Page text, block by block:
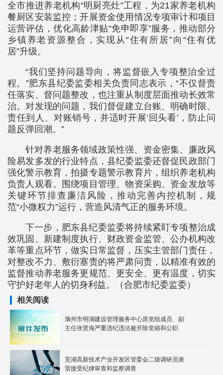
全市推进养老机构“明厨亮灶”工程，为21家养老机构
餐厨区安装监控；开展资金使用情况专项审计和项目
运营评估，优化高龄津贴“免申即享”服务，推动部分
乡镇养老资源整合，实现从“住有所居”向“住有优
居”升级。
“我们坚持问题导向，将监督嵌入专项整治全过
程。”肥东县纪委监委相关负责同志表示，“不仅督责
任落实、督问题整改，也注重从制度层面推动长效常
治。对发现的问题，我们督促建立台账、明确时限、
责任到人、对账销号，并适时开展‘回头看’，防止问
题反弹回潮。”
针对养老服务领域政策性强、资金密集、廉政风
险易发多发的行业特点，县纪委监委还督促民政部门
强化警示教育，拍摄专题警示教育片，组织养老机构
负责人观看。围绕项目管理、物资采购、资金发放等
关键环节排查廉洁风险，推动完善内控机制，规
范“小微权力”运行，营造风清气正的服务环境。
下一步，肥东县纪委监委将持续紧盯专项整治成
效巩固、新建制度执行、财政资金监管、公办机构改
革等重点环节，做实日常监督，压实主管部门责任，
对整改不力、敷衍塞责的将严肃问责，以精准有效的
监督推动养老服务更规范、更安全、更有温度，切实
守护好老年人的切身利益。（合肥市纪委监委）
相关阅读
滁州市明湖建设管理服务中心原党组成员、副
主任张贤海严重违纪违法被开除党籍和公职
芜湖高新技术产业开发区管委会二级调研员谢
雷接受纪律审查和监察调查